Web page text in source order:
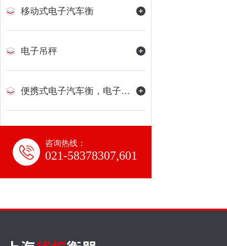
移动式电子汽车衡
电子吊秤
便携式电子汽车衡，电子地磅
咨询热线：
021-58378307,601